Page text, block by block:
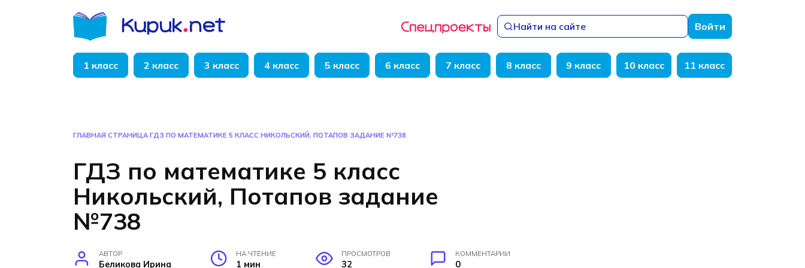
Найти на сайте Войти
1 класс 2 класс 3 класс 4 класс 5 класс 6 класс 7 класс 8 класс 9 класс 10 класс 11 класс
ГЛАВНАЯ СТРАНИЦА ГДЗ ПО МАТЕМАТИКЕ 5 КЛАСС НИКОЛЬСКИЙ, ПОТАПОВ ЗАДАНИЕ №738
ГДЗ по математике 5 класс
Никольский, Потапов задание
№738
АВТОР
Беликова Ирина
НА ЧТЕНИЕ
1 мин
ПРОСМОТРОВ
32
КОММЕНТАРИИ
0